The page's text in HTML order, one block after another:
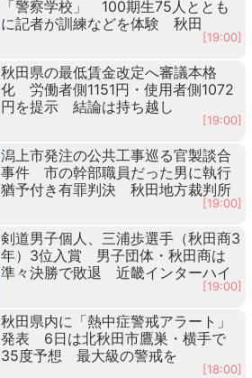
「警察学校」 100期生75人ととも
に記者が訓練などを体験 秋田
[19:00]
秋田県の最低賃金改定へ審議本格
化 労働者側1151円・使用者側1072
円を提示 結論は持ち越し
[19:00]
潟上市発注の公共工事巡る官製談合
事件 市の幹部職員だった男に執行
猶予付き有罪判決 秋田地方裁判所
[19:00]
剣道男子個人、三浦歩選手（秋田商3
年）3位入賞 男子団体・秋田商は
準々決勝で敗退 近畿インターハイ
[19:00]
秋田県内に「熱中症警戒アラート」
発表 6日は北秋田市鷹巣・横手で
35度予想 最大級の警戒を
[18:00]